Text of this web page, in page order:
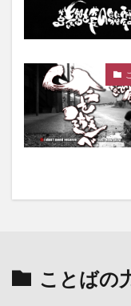
ことばの